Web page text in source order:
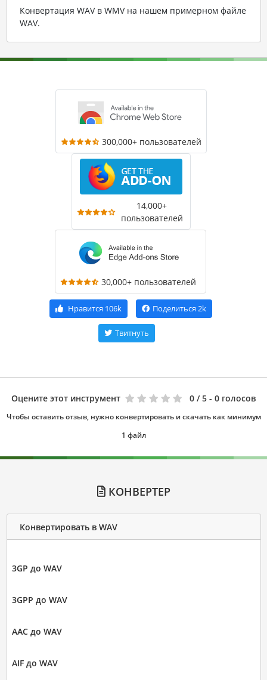
Конвертация WAV в WMV на нашем примерном файле
WAV.
300,000+ пользователей
14,000+
пользователей
30,000+ пользователей
Нравится 106k Поделиться 2k
Твитнуть
Оцените этот инструмент 0 / 5 - 0 голосов
Чтобы оставить отзыв, нужно конвертировать и скачать как минимум
1 файл
КОНВЕРТЕР
Конвертировать в WAV
3GP до WAV
3GPP до WAV
AAC до WAV
AIF до WAV